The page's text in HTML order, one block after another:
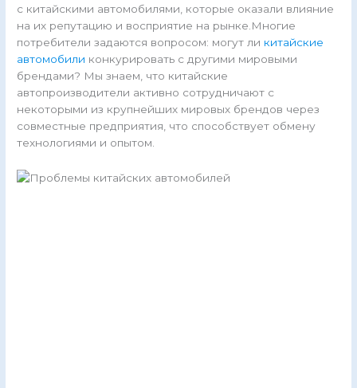
с китайскими автомобилями, которые оказали влияние
на их репутацию и восприятие на рынке.Многие
потребители задаются вопросом: могут ли китайские
автомобили конкурировать с другими мировыми
брендами? Мы знаем, что китайские
автопроизводители активно сотрудничают с
некоторыми из крупнейших мировых брендов через
совместные предприятия, что способствует обмену
технологиями и опытом.